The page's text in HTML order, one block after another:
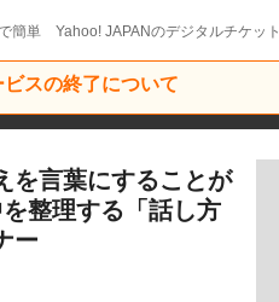
簡単 Yahoo! JAPANのデジタルチケット
スの終了について
を言葉にすることが
整理する「話し方
ー